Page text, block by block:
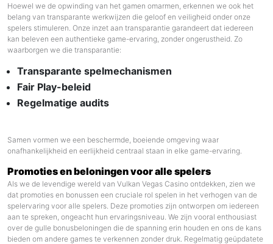
Hoewel we de opwinding van het gamen omarmen, erkennen we ook het
belang van transparante werkwijzen die geloof en veiligheid onder onze
spelers stimuleren. Onze inzet aan transparantie garandeert dat iedereen
kan beleven een authentieke game-ervaring, zonder ongerustheid. Zo
waarborgen we die transparantie:
Transparante spelmechanismen
Fair Play-beleid
Regelmatige audits
Samen vormen we een beschermde, boeiende omgeving waar
onafhankelijkheid en eerlijkheid centraal staan in elke game-ervaring.
Promoties en beloningen voor alle spelers
Als we de levendige wereld van Vulkan Vegas Casino ontdekken, zien we
dat promoties en bonussen een cruciale rol spelen in het verhogen van de
spelervaring voor alle spelers. Deze promoties zijn ontworpen om iedereen
aan te spreken, ongeacht hun ervaringsniveau. We zijn vooral enthousiast
over de gulle bonusbeloningen die de spanning erin houden en ons de kans
bieden om andere games te verkennen zonder druk. Regelmatig geüpdatete